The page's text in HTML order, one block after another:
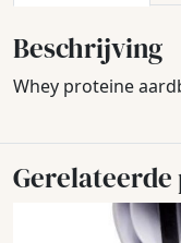
Beschrijving
Whey proteine